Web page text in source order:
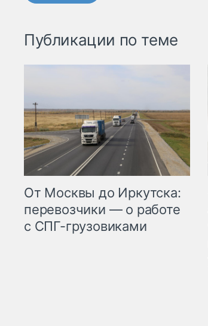
Публикации по теме
От Москвы до Иркутска:
перевозчики — о работе
с СПГ-грузовиками